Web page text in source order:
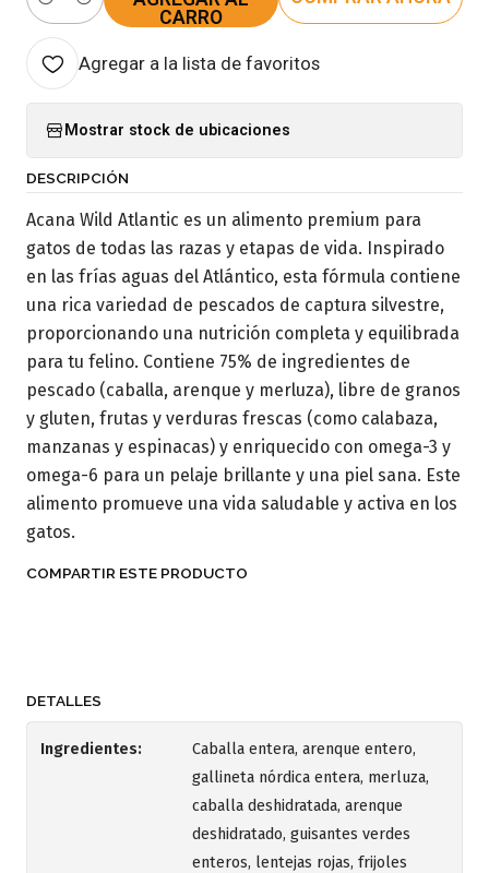
Cantidad
CARRO
Agregar a la lista de favoritos
Mostrar stock de ubicaciones
DESCRIPCIÓN
Acana Wild Atlantic es un alimento premium para
gatos de todas las razas y etapas de vida. Inspirado
en las frías aguas del Atlántico, esta fórmula contiene
una rica variedad de pescados de captura silvestre,
proporcionando una nutrición completa y equilibrada
para tu felino. Contiene 75% de ingredientes de
pescado (caballa, arenque y merluza), libre de granos
y gluten, frutas y verduras frescas (como calabaza,
manzanas y espinacas) y enriquecido con omega-3 y
omega-6 para un pelaje brillante y una piel sana. Este
alimento promueve una vida saludable y activa en los
gatos.
COMPARTIR ESTE PRODUCTO
DETALLES
Ingredientes:
Caballa entera, arenque entero,
gallineta nórdica entera, merluza,
caballa deshidratada, arenque
deshidratado, guisantes verdes
enteros, lentejas rojas, frijoles